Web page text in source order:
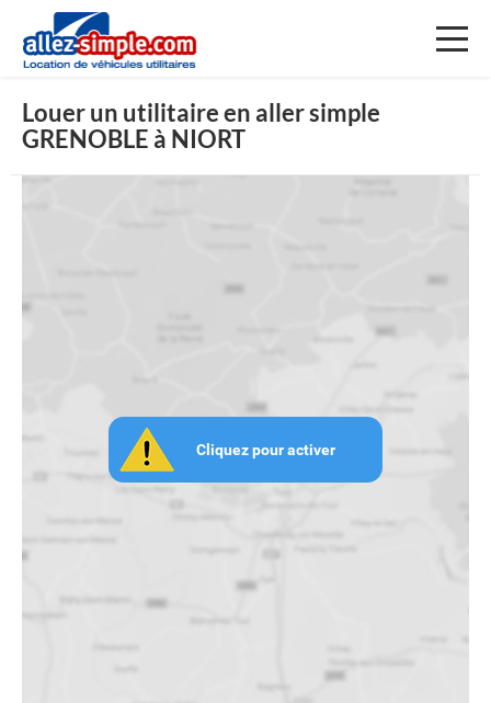
Louer un utilitaire en aller simple
GRENOBLE à NIORT
Cliquez pour activer